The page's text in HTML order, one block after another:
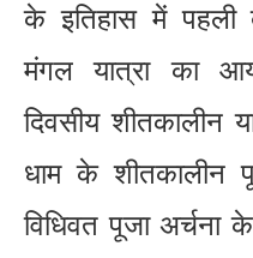
के इतिहास में पहली
मंगल यात्रा का
दिवसीय शीतकालीन
धाम के शीतकालीन
विधिवत पूजा